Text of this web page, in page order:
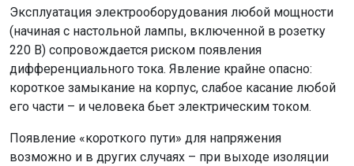
Эксплуатация электрооборудования любой мощности
(начиная с настольной лампы, включенной в розетку
220 В) сопровождается риском появления
дифференциального тока. Явление крайне опасно:
короткое замыкание на корпус, слабое касание любой
его части – и человека бьет электрическим током.
Появление «короткого пути» для напряжения
возможно и в других случаях – при выходе изоляции